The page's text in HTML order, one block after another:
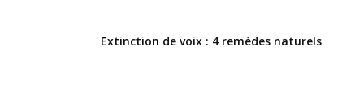
Extinction de voix : 4 remèdes naturels